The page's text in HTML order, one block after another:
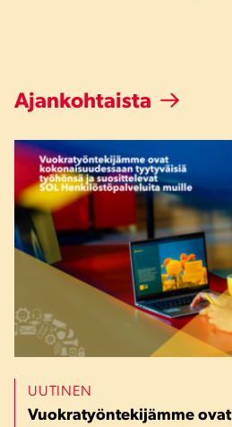
Ajankohtaista
UUTINEN
Vuokratyöntekijämme ovat